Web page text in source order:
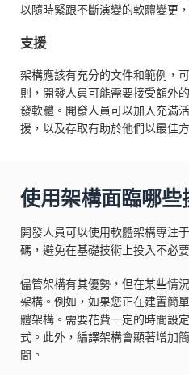
以隨時緊跟不斷演變的軟體變更
支援
架構應該有充分的文件和範例，
則，開發人員可能需要接受額外
發軟體。開發人員可以加入充滿
援，以及存取有助於他們以最佳
使用架構面臨哪些
開發人員可以使用軟體架構專注
碼，避免在基礎技術上投入不必
儘管架構有其優勢，但在某些情
架構。例如，如果您正在建置簡
體架構。需要花費一定的時間設
式。此外，編譯架構會顯著增加
間。